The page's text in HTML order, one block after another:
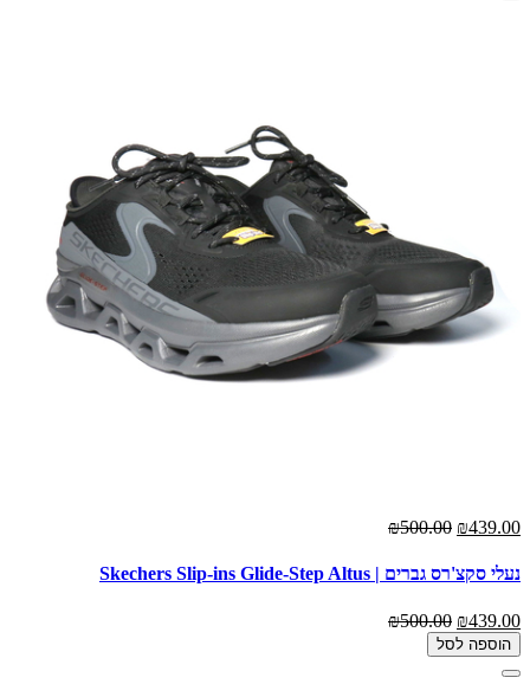
₪439.00
₪500.00
נעלי סקצ'רס גברים | Skechers Slip-ins Glide-Step Altus
₪439.00
₪500.00
הוספה לסל